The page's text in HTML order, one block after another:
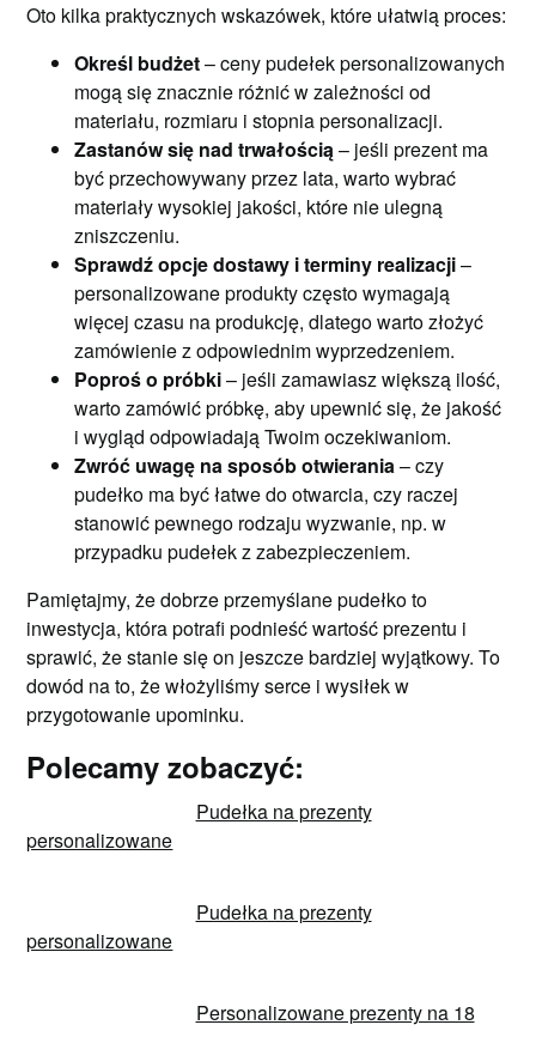
Oto kilka praktycznych wskazówek, które ułatwią proces:
Określ budżet– ceny pudełek personalizowanych
mogą się znacznie różnić w zależności od
materiału, rozmiaru i stopnia personalizacji.
Zastanów się nad trwałością– jeśli prezent ma
być przechowywany przez lata, warto wybrać
materiały wysokiej jakości, które nie ulegną
zniszczeniu.
Sprawdź opcje dostawy i terminy realizacji–
personalizowane produkty często wymagają
więcej czasu na produkcję, dlatego warto złożyć
zamówienie z odpowiednim wyprzedzeniem.
Poproś o próbki– jeśli zamawiasz większą ilość,
warto zamówić próbkę, aby upewnić się, że jakość
i wygląd odpowiadają Twoim oczekiwaniom.
Zwróć uwagę na sposób otwierania– czy
pudełko ma być łatwe do otwarcia, czy raczej
stanowić pewnego rodzaju wyzwanie, np. w
przypadku pudełek z zabezpieczeniem.
Pamiętajmy, że dobrze przemyślane pudełko to
inwestycja, która potrafi podnieść wartość prezentu i
sprawić, że stanie się on jeszcze bardziej wyjątkowy. To
dowód na to, że włożyliśmy serce i wysiłek w
przygotowanie upominku.
Polecamy zobaczyć:
Pudełka na prezenty
personalizowane
Pudełka na prezenty
personalizowane
Personalizowane prezenty na 18